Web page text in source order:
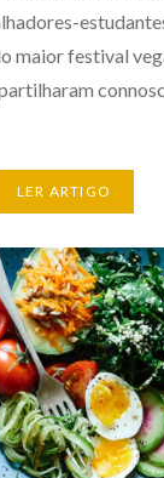
maior festival
LER ARTIGO